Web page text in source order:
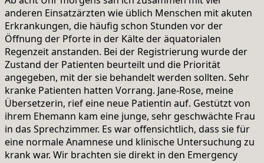
anderen Einsatzärzten wie üblich Menschen mit akuten
Erkrankungen, die häufig schon Stunden vor der
Öffnung der Pforte in der Kälte der äquatorialen
Regenzeit anstanden. Bei der Registrierung wurde der
Zustand der Patienten beurteilt und die Priorität
angegeben, mit der sie behandelt werden sollten. Sehr
kranke Patienten hatten Vorrang. Jane-Rose, meine
Übersetzerin, rief eine neue Patientin auf. Gestützt von
ihrem Ehemann kam eine junge, sehr geschwächte Frau
in das Sprechzimmer. Es war offensichtlich, dass sie für
eine normale Anamnese und klinische Untersuchung zu
krank war. Wir brachten sie direkt in den Emergency